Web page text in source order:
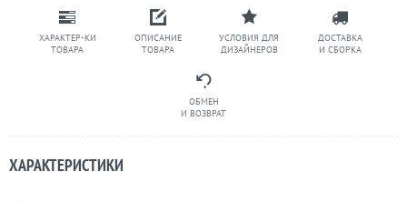
ХАРАКТЕР-КИ
ТОВАРА
ОПИСАНИЕ
ТОВАРА
УСЛОВИЯ ДЛЯ
ДИЗАЙНЕРОВ
ДОСТАВКА
И СБОРКА
ОБМЕН
И ВОЗВРАТ
ХАРАКТЕРИСТИКИ